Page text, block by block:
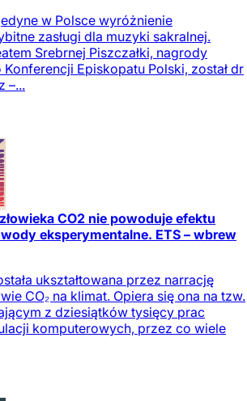
w Polsce wyróżnienie
zasługi dla muzyki sakralnej.
Srebrnej Piszczałki, nagrody
Episkopatu Polski, został dr
–...
CO2 nie powoduje efektu
eksperymentalne. ETS – wbrew
ukształtowana przez narrację
CO₂ na klimat. Opiera się ona na tzw.
z dziesiątków tysięcy prac
komputerowych, przez co wiele